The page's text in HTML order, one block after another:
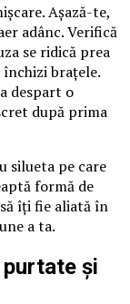
Așază-te,
adânc. Verifică
se ridică prea
brațele.
despart o
după prima
silueta pe care
formă de
îți fie aliată în
a ta.
și